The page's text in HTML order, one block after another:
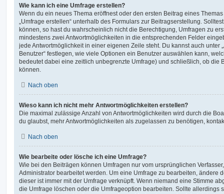
Wie kann ich eine Umfrage erstellen?
Wenn du ein neues Thema eröffnest oder den ersten Beitrag eines
„Umfrage erstellen“ unterhalb des Formulars zur Beitragserstellung.
können, so hast du wahrscheinlich nicht die Berechtigung, Umfragen zu
mindestens zwei Antwortmöglichkeiten in die entsprechenden Felder
jede Antwortmöglichkeit in einer eigenen Zeile steht. Du kannst auch unter
Benutzer“ festlegen, wie viele Optionen ein Benutzer auswählen kann,
bedeutet dabei eine zeitlich unbegrenzte Umfrage) und schließlich, ob die
können.
Nach oben
Wieso kann ich nicht mehr Antwortmöglichkeiten erstellen?
Die maximal zulässige Anzahl von Antwortmöglichkeiten wird durch die
du glaubst, mehr Antwortmöglichkeiten als zugelassen zu benötigen,
Nach oben
Wie bearbeite oder lösche ich eine Umfrage?
Wie bei den Beiträgen können Umfragen nur vom ursprünglichen
Administrator bearbeitet werden. Um eine Umfrage zu bearbeiten, ändere
dieser ist immer mit der Umfrage verknüpft. Wenn niemand eine Stimme
die Umfrage löschen oder die Umfrageoption bearbeiten. Sollte allerdings